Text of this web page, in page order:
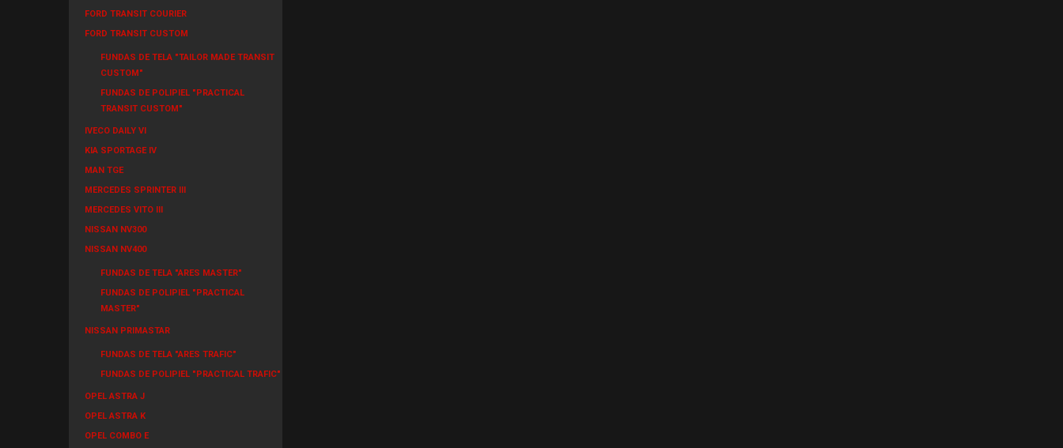
FORD TRANSIT COURIER
FORD TRANSIT CUSTOM
FUNDAS DE TELA "TAILOR MADE TRANSIT
CUSTOM"
FUNDAS DE POLIPIEL "PRACTICAL
TRANSIT CUSTOM"
IVECO DAILY VI
KIA SPORTAGE IV
MAN TGE
MERCEDES SPRINTER III
MERCEDES VITO III
NISSAN NV300
NISSAN NV400
FUNDAS DE TELA "ARES MASTER"
FUNDAS DE POLIPIEL "PRACTICAL
MASTER"
NISSAN PRIMASTAR
FUNDAS DE TELA "ARES TRAFIC"
FUNDAS DE POLIPIEL "PRACTICAL TRAFIC"
OPEL ASTRA J
OPEL ASTRA K
OPEL COMBO E